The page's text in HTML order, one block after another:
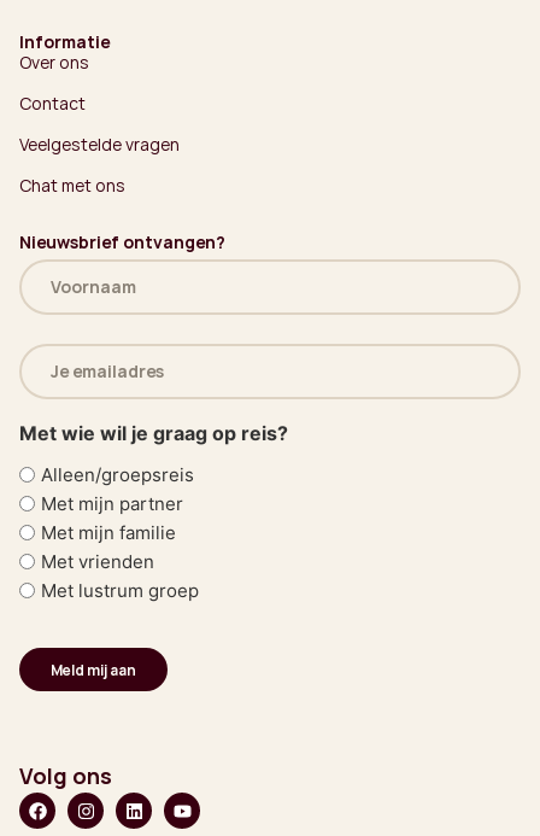
Informatie
Over ons
Contact
Veelgestelde vragen
Chat met ons
Nieuwsbrief ontvangen?
Naam
(Vereist)
E-
mailadres
(Vereist)
Met wie wil je graag op reis?
Alleen/groepsreis
Met mijn partner
Met mijn familie
Met vrienden
Met lustrum groep
Volg ons